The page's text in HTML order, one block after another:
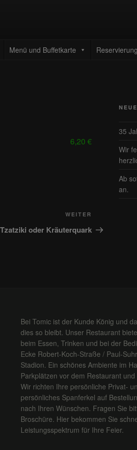
TOMIC
Menü und Buffetkarte Reservierung
6,20 €
Beitrag
WEITER
oder Kräuterquark
35
Wir
Ab
an.
Bei Tomic ist der Kunde König und
dies so bleibt. Unser Restaurant
beim Essen, Trinken und bei der
Ecke Robert-Koch-Straße / Paul-
Stadion. Ein schönes Ambiente im
Parkplätzen vor dem Restaurant
Wir richten Ihre persönliche Privat-
persönliches Spanferkel auf
nach Ihren Wünschen. Fragen Sie
Broschüre. Hier bekommen Sie
Leistungsspektrum für Ihre Feier.